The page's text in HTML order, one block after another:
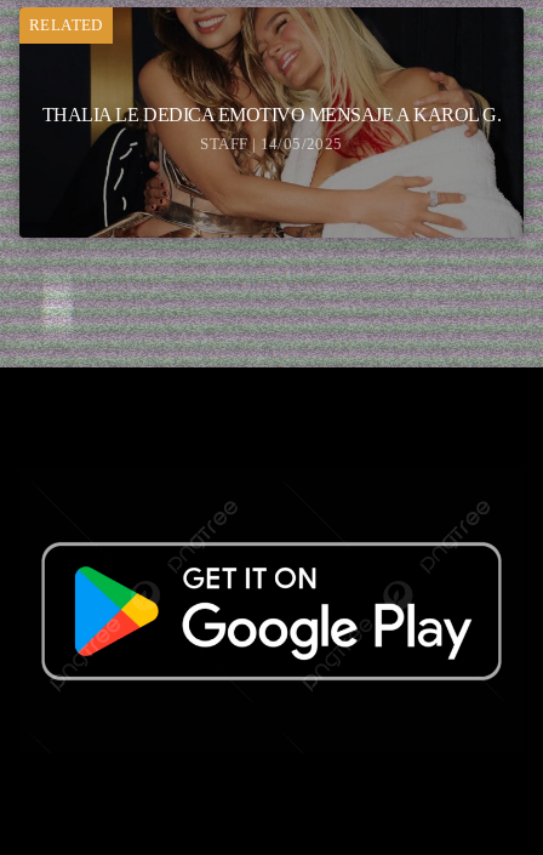
RELATED
THALIA LE DEDICA EMOTIVO MENSAJE A KAROL G.
STAFF | 14/05/2025